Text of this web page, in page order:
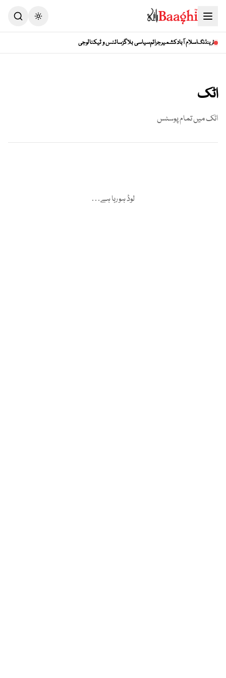
Toggle theme
ٹرینڈنگاسلام آبادکشمیرجرائمسیاسی بلاگزسائنس و ٹیکنالوجی
اٹک
اٹکمیں تمام پوسٹس
لوڈ ہو رہا ہے…